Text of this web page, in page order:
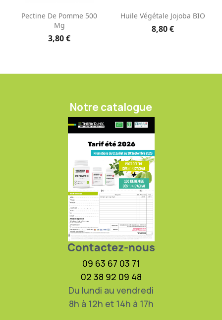
Pectine De Pomme 500
Mg
3,80 €
Huile Végétale Jojoba BIO
8,80 €
Notre catalogue
Contactez-nous
09 63 67 03 71
02 38 92 09 48
Du lundi au vendredi
8h à 12h et 14h à 17h